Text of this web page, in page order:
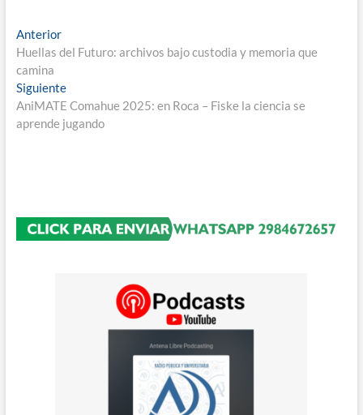
Navegación
de
entradas
AnteriorEntrada
anterior:
Huellas del Futuro: archivos bajo custodia y memoria que
camina
SiguienteEntrada
siguiente:
AniMATE Comahue 2025: en Roca – Fiske la ciencia se
aprende jugando